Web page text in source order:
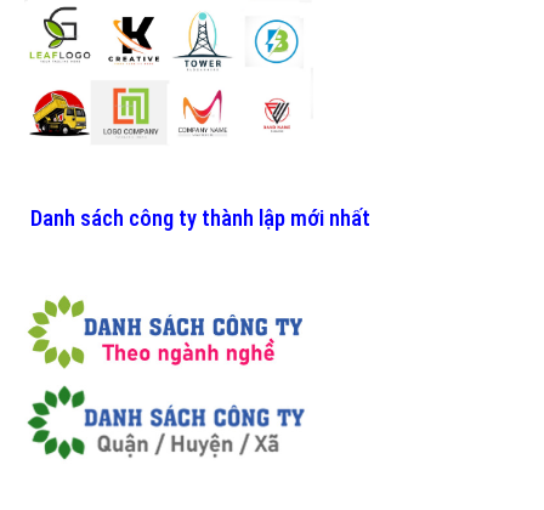
Danh sách công ty thành lập mới nhất